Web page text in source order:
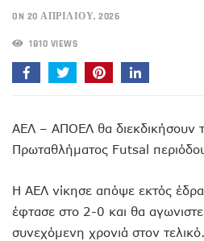
ON 20 ΑΠΡΙΛΊΟΥ, 2026
1810 VIEWS
ΑΕΛ – ΑΠΟΕΛ θα διεκδικήσουν
Πρωταθλήματος Futsal
Η ΑΕΛ νίκησε απόψε εκτός
έφτασε στο 2-0 και θα
συνεχόμενη χρονιά στον τελικό.